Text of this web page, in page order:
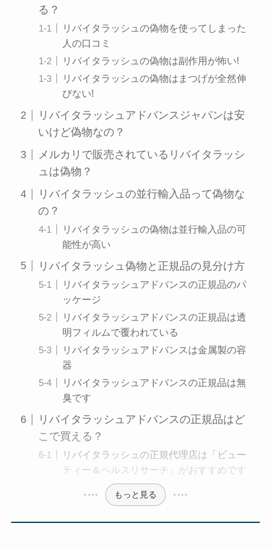
る？
リバイタラッシュの偽物を使ってしまった
人の口コミ
リバイタラッシュの偽物は副作用が怖い!
リバイタラッシュの偽物はまつげが全然伸
びない!
リバイタラッシュアドバンスジャパンは安
いけど偽物なの？
メルカリで販売されているリバイタラッシ
ュは偽物？
リバイタラッシュの並行輸入品って偽物な
の？
リバイタラッシュの偽物は並行輸入品の可
能性が高い
リバイタラッシュ偽物と正規品の見分け方
リバイタラッシュアドバンスの正規品のパ
ッケージ
リバイタラッシュアドバンスの正規品は透
明フィルムで覆われている
リバイタラッシュアドバンスは金属製の容
器
リバイタラッシュアドバンスの正規品は無
臭です
リバイタラッシュアドバンスの正規品はど
こで買える？
リバイタラッシュの正規代理店は「ビュー
ティー＆ヘルスリサーチ」がおすすめです
もっと見る